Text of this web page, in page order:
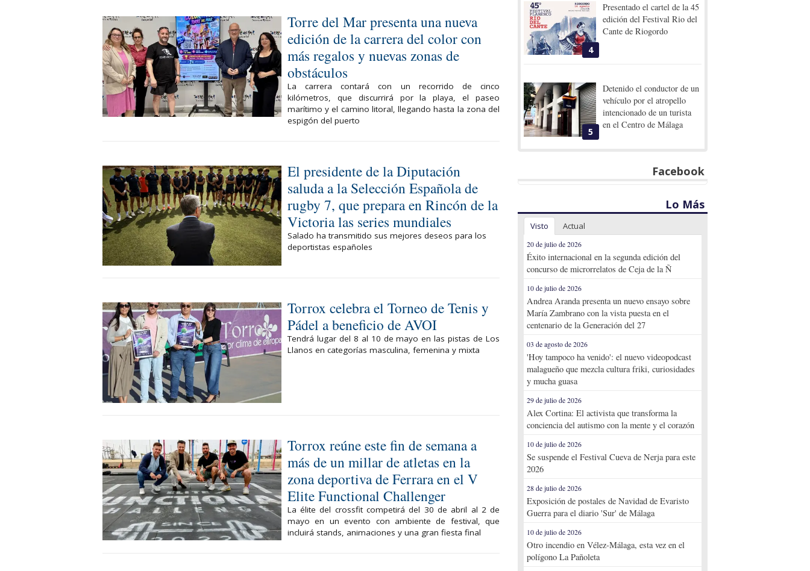
Torre del Mar presenta una nueva
edición de la carrera del color con
más regalos y nuevas zonas de
obstáculos
La carrera contará con un recorrido de cinco
kilómetros, que discurrirá por la playa, el paseo
marítimo y el camino litoral, llegando hasta la zona del
espigón del puerto
El presidente de la Diputación
saluda a la Selección Española de
rugby 7, que prepara en Rincón de la
Victoria las series mundiales
Salado ha transmitido sus mejores deseos para los
deportistas españoles
Torrox celebra el Torneo de Tenis y
Pádel a beneficio de AVOI
Tendrá lugar del 8 al 10 de mayo en las pistas de Los
Llanos en categorías masculina, femenina y mixta
Torrox reúne este fin de semana a
más de un millar de atletas en la
zona deportiva de Ferrara en el V
Elite Functional Challenger
La élite del crossfit competirá del 30 de abril al 2 de
mayo en un evento con ambiente de festival, que
incluirá stands, animaciones y una gran fiesta final
4
Presentado el cartel de la 45
edición del Festival Rio del
Cante de Riogordo
5
Detenido el conductor de un
vehículo por el atropello
intencionado de un turista
en el Centro de Málaga
Facebook
Lo Más
Visto Actual
20 de julio de 2026
Éxito internacional en la segunda edición del
concurso de microrrelatos de Ceja de la Ñ
10 de julio de 2026
Andrea Aranda presenta un nuevo ensayo sobre
María Zambrano con la vista puesta en el
centenario de la Generación del 27
03 de agosto de 2026
'Hoy tampoco ha venido': el nuevo videopodcast
malagueño que mezcla cultura friki, curiosidades
y mucha guasa
29 de julio de 2026
Alex Cortina: El activista que transforma la
conciencia del autismo con la mente y el corazón
10 de julio de 2026
Se suspende el Festival Cueva de Nerja para este
2026
28 de julio de 2026
Exposición de postales de Navidad de Evaristo
Guerra para el diario 'Sur' de Málaga
10 de julio de 2026
Otro incendio en Vélez-Málaga, esta vez en el
polígono La Pañoleta